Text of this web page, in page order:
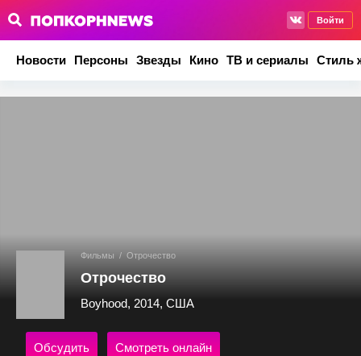
Войти
Новости Персоны Звезды Кино ТВ и сериалы Стиль
Фильмы / Отрочество
Отрочество
Boyhood, 2014, США
Обсудить Смотреть онлайн